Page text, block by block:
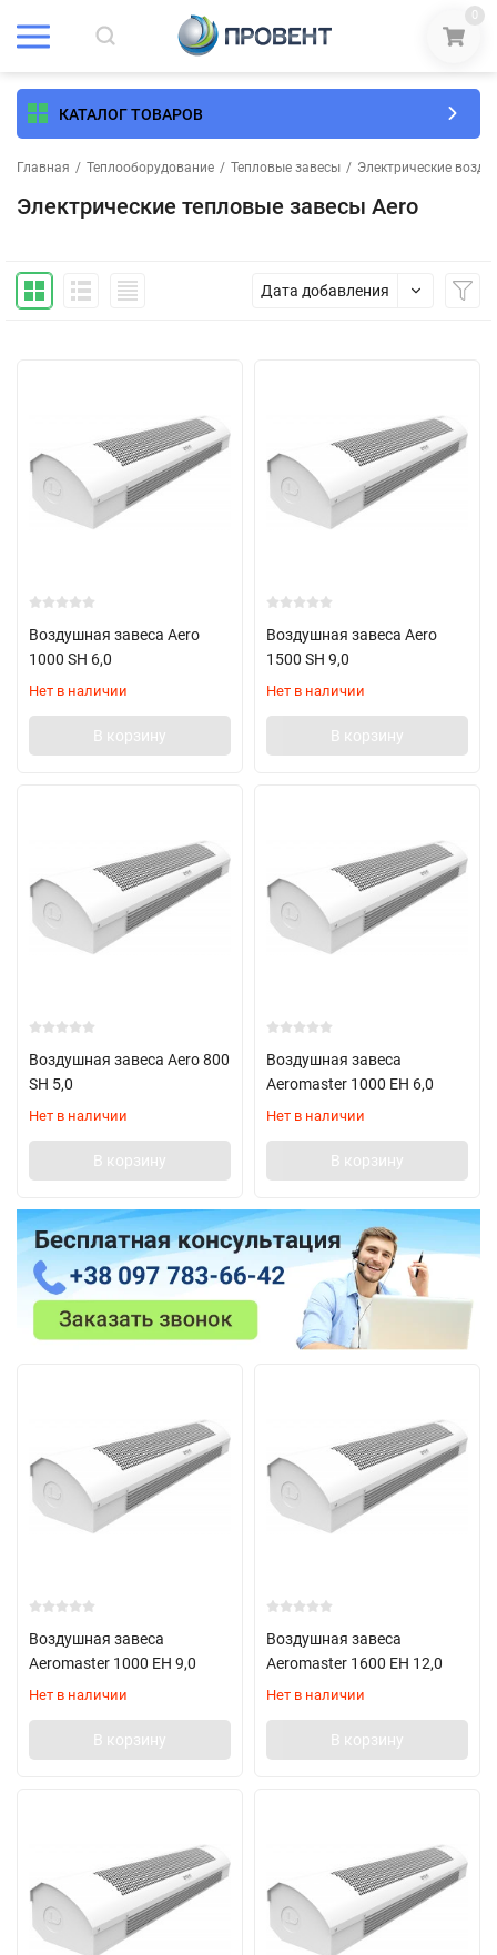
0
КАТАЛОГ ТОВАРОВ
Главная / Теплооборудование / Тепловые завесы / Электрические
Электрические тепловые завесы Aero
Дата добавления
Воздушная завеса Aero
1000 SH 6,0
Нет в наличии
В корзину
Воздушная завеса Aero
1500 SH 9,0
Нет в наличии
В корзину
Воздушная завеса Aero 800
SH 5,0
Нет в наличии
В корзину
Воздушная завеса
Aeromaster 1000 EH 6,0
Нет в наличии
В корзину
Воздушная завеса
Aeromaster 1000 EH 9,0
Нет в наличии
В корзину
Воздушная завеса
Aeromaster 1600 EH 12,0
Нет в наличии
В корзину